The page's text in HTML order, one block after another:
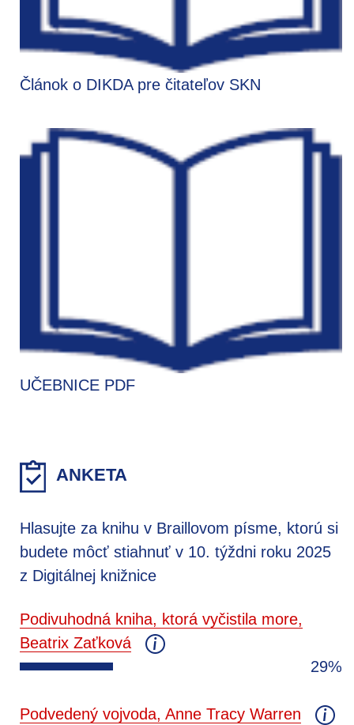
Článok o DIKDA pre čitateľov SKN
UČEBNICE PDF
ANKETA
Hlasujte za knihu v Braillovom písme, ktorú si
budete môcť stiahnuť v 10. týždni roku 2025
z Digitálnej knižnice
Podivuhodná kniha, ktorá vyčistila more,
Beatrix Zaťková
29%
Podvedený vojvoda, Anne Tracy Warren